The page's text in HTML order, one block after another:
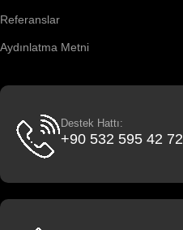
Referanslar
Aydınlatma Metni
Destek Hattı:
+90 532 595 42 72